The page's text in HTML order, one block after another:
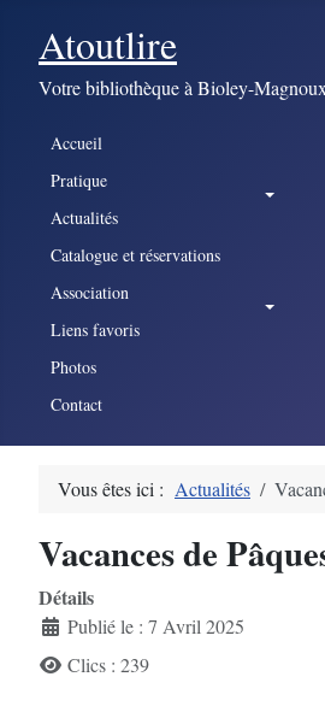
Atoutlire
Votre bibliothèque à Bioley-Magnoux
Accueil
Pratique
Actualités
Catalogue et réservations
Association
Liens favoris
Photos
Contact
Vous êtes ici : Actualités
Vacances de
Détails
Publié le : 7 Avril 2025
Clics : 239